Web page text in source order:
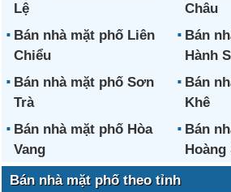
Lệ
Châu
Bán nhà mặt phố Liên
Chiểu
Bán
Hành
Bán nhà mặt phố Sơn
Trà
Bán
Khê
Bán nhà mặt phố Hòa
Vang
Bán
Hoàng
Bán nhà mặt phố theo tỉnh